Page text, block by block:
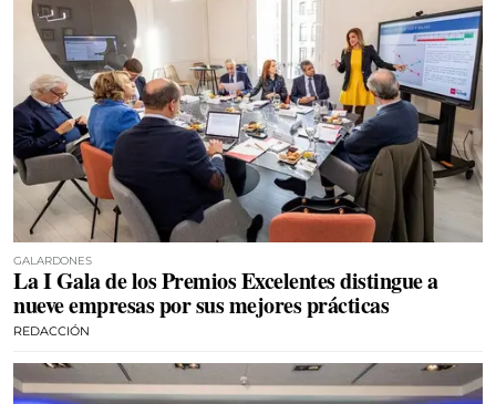
GALARDONES
La I Gala de los Premios Excelentes distingue a
nueve empresas por sus mejores prácticas
REDACCIÓN